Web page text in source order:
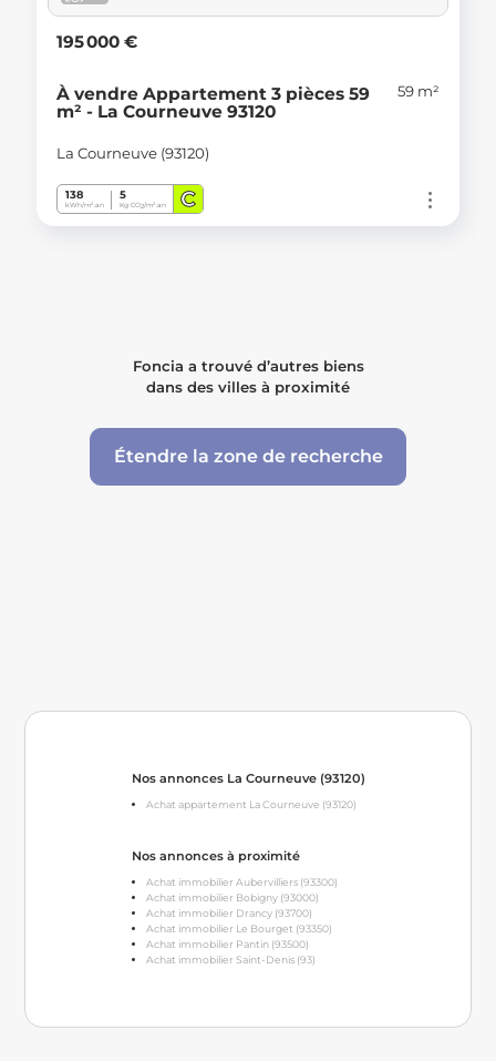
195 000 €
À vendre Appartement 3 pièces 59
m² - La Courneuve 93120
59 m²
La Courneuve (93120)
138
kWh/m².an
5
Kg CO2/m².an C
Foncia a trouvé d’autres biens
dans des villes à proximité
Étendre la zone de recherche
Nos annonces La Courneuve (93120)
Achat appartement La Courneuve (93120)
Nos annonces à proximité
Achat immobilier Aubervilliers (93300)
Achat immobilier Bobigny (93000)
Achat immobilier Drancy (93700)
Achat immobilier Le Bourget (93350)
Achat immobilier Pantin (93500)
Achat immobilier Saint-Denis (93)